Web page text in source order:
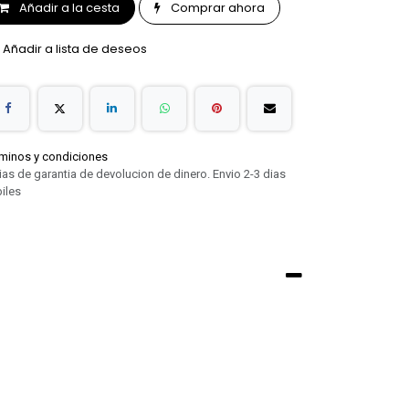
Añadir a la cesta Comprar ahora
Añadir a lista de deseos
y condiciones
de garantia de devolucion de dinero. Envio 2-3 dias